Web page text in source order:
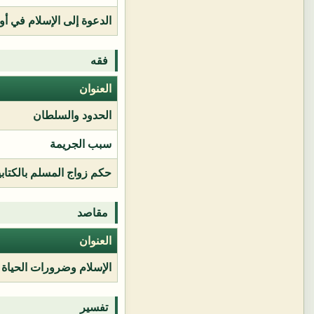
الدعوة إلى الإسلام في
فقه
العنوان
الحدود والسلطان
سبب الجريمة
حكم زواج المسلم
مقاصد
العنوان
الإسلام وضرورات الحياة
تفسير